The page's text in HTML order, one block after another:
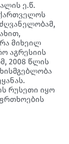
ე.წ.
მიხეილ
აგრესიის
2008 წლის
რუსეთი იყო